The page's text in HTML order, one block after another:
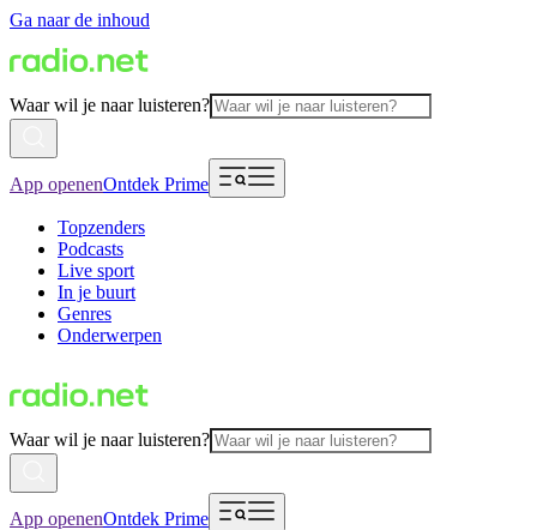
Ga naar de inhoud
Waar wil je naar luisteren?
App openenOntdek Prime
Topzenders
Podcasts
Live sport
In je buurt
Genres
Onderwerpen
Waar wil je naar luisteren?
App openenOntdek Prime